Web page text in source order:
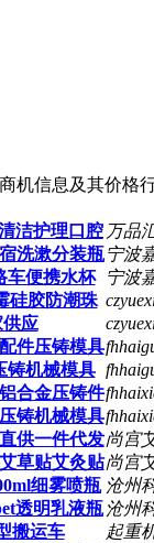
机信息及其价格
洁护理口腔 万品
洗漱分装瓶 宁波
车便携水杯 宁波
硅胶防潮珠
应
件压铸模具
铸机械模具
合金压铸件
铸机械模具
供一件代发尚宫
草贴艾灸贴尚宫
细雾喷瓶 沧州
透明乳液瓶 沧州
搬运车 起重